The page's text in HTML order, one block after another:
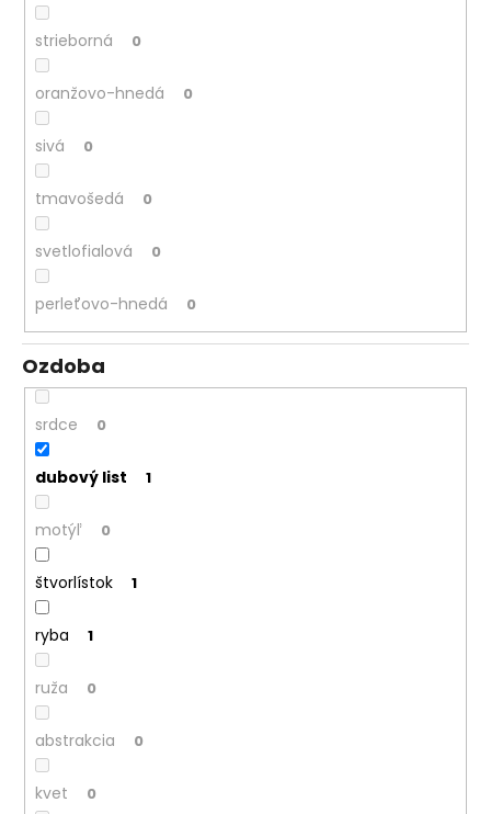
strieborná 0
oranžovo-hnedá 0
sivá 0
tmavošedá 0
svetlofialová 0
perleťovo-hnedá 0
Ozdoba
srdce 0
dubový list 1
motýľ 0
štvorlístok 1
ryba 1
ruža 0
abstrakcia 0
kvet 0